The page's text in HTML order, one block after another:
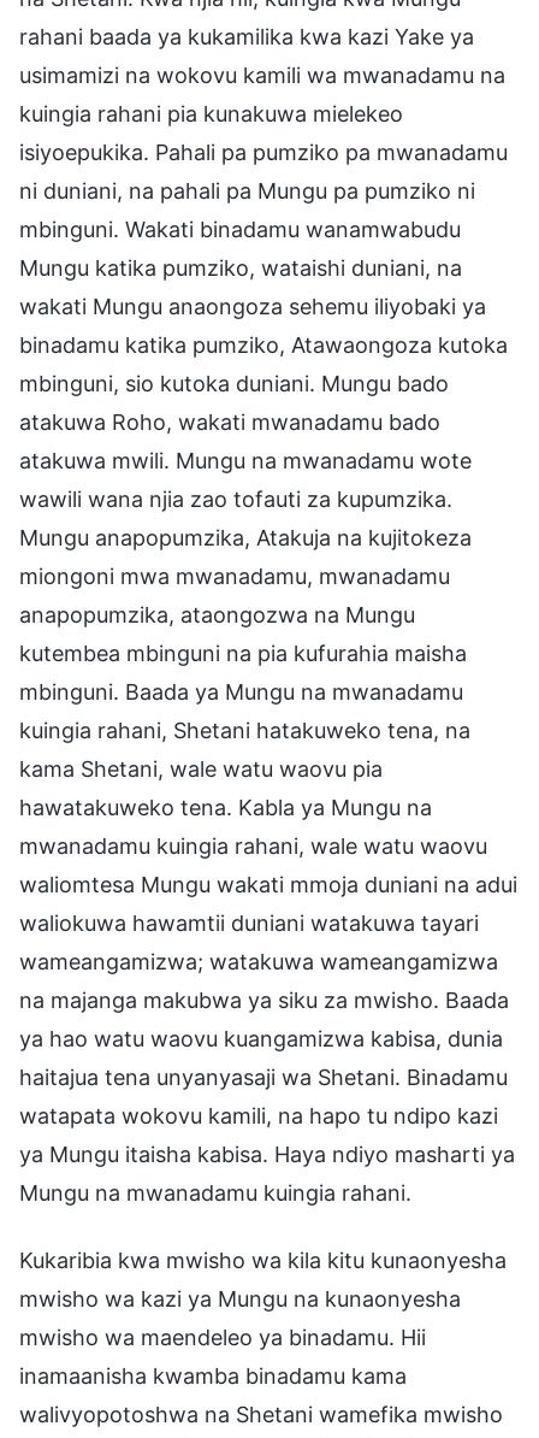
rahani baada ya kukamilika kwa kazi Yake ya
usimamizi na wokovu kamili wa mwanadamu na
kuingia rahani pia kunakuwa mielekeo
isiyoepukika. Pahali pa pumziko pa mwanadamu
ni duniani, na pahali pa Mungu pa pumziko ni
mbinguni. Wakati binadamu wanamwabudu
Mungu katika pumziko, wataishi duniani, na
wakati Mungu anaongoza sehemu iliyobaki ya
binadamu katika pumziko, Atawaongoza kutoka
mbinguni, sio kutoka duniani. Mungu bado
atakuwa Roho, wakati mwanadamu bado
atakuwa mwili. Mungu na mwanadamu wote
wawili wana njia zao tofauti za kupumzika.
Mungu anapopumzika, Atakuja na kujitokeza
miongoni mwa mwanadamu, mwanadamu
anapopumzika, ataongozwa na Mungu
kutembea mbinguni na pia kufurahia maisha
mbinguni. Baada ya Mungu na mwanadamu
kuingia rahani, Shetani hatakuweko tena, na
kama Shetani, wale watu waovu pia
hawatakuweko tena. Kabla ya Mungu na
mwanadamu kuingia rahani, wale watu waovu
waliomtesa Mungu wakati mmoja duniani na adui
waliokuwa hawamtii duniani watakuwa tayari
wameangamizwa; watakuwa wameangamizwa
na majanga makubwa ya siku za mwisho. Baada
ya hao watu waovu kuangamizwa kabisa, dunia
haitajua tena unyanyasaji wa Shetani. Binadamu
watapata wokovu kamili, na hapo tu ndipo kazi
ya Mungu itaisha kabisa. Haya ndiyo masharti ya
Mungu na mwanadamu kuingia rahani.
Kukaribia kwa mwisho wa kila kitu kunaonyesha
mwisho wa kazi ya Mungu na kunaonyesha
mwisho wa maendeleo ya binadamu. Hii
inamaanisha kwamba binadamu kama
walivyopotoshwa na Shetani wamefika mwisho